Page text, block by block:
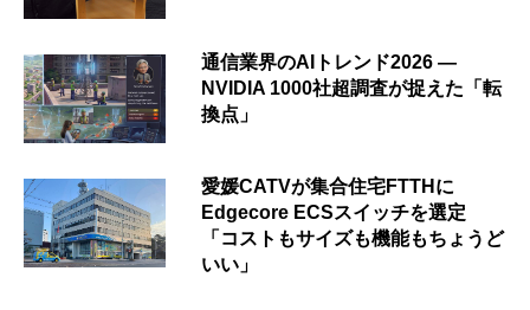
通信業界のAIトレンド2026 ―
NVIDIA 1000社超調査が捉えた「転
換点」
愛媛CATVが集合住宅FTTHに
Edgecore ECSスイッチを選定
「コストもサイズも機能もちょうど
いい」